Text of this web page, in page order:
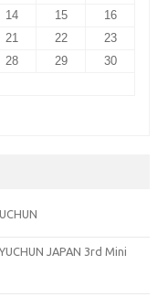
14 15
16
21 22
23
28 29
30
JAPAN 3rd Mini